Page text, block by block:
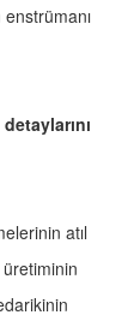
atıl
üretiminin